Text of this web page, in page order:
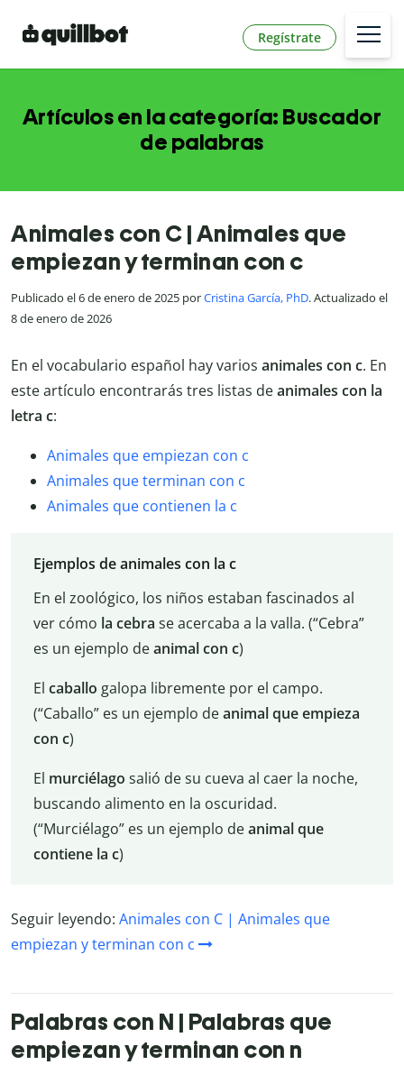
Regístrate
Artículos en la categoría: Buscador
de palabras
Animales con C | Animales que
empiezan y terminan con c
Publicado el 6 de enero de 2025 porCristina García, PhD. Actualizado el
8 de enero de 2026
En el vocabulario español hay varios animales con c. En
este artículo encontrarás tres listas deanimales con la
letra c:
Animales que empiezan con c
Animales que terminan con c
Animales que contienen la c
Ejemplos de animales con la c
En el zoológico, los niños estaban fascinados al
ver cómo la cebra se acercaba a la valla. (“Cebra”
es un ejemplo deanimal con c)
El caballo galopa libremente por el campo.
(“Caballo” es un ejemplo deanimal que empieza
con c)
El murciélago salió de su cueva al caer la noche,
buscando alimento en la oscuridad.
(“Murciélago” es un ejemplo deanimal que
contiene la c)
Seguir leyendo: Animales con C | Animales que
empiezan y terminan con c
Palabras con N | Palabras que
empiezan y terminan con n